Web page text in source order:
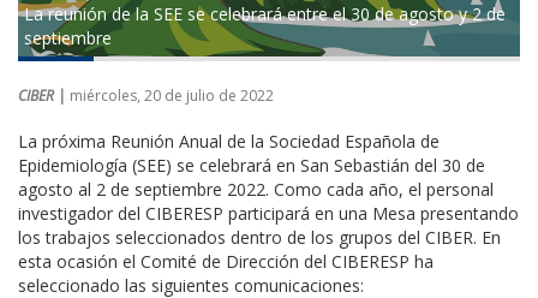
La reunión de la SEE se celebrará entre el 30 de agosto y 2 de
septiembre
CIBER | miércoles, 20 de julio de 2022
La próxima Reunión Anual de la Sociedad Española de
Epidemiología (SEE) se celebrará en San Sebastián del 30 de
agosto al 2 de septiembre 2022. Como cada año, el personal
investigador del CIBERESP participará en una Mesa presentando
los trabajos seleccionados dentro de los grupos del CIBER. En
esta ocasión el Comité de Dirección del CIBERESP ha
seleccionado las siguientes comunicaciones: